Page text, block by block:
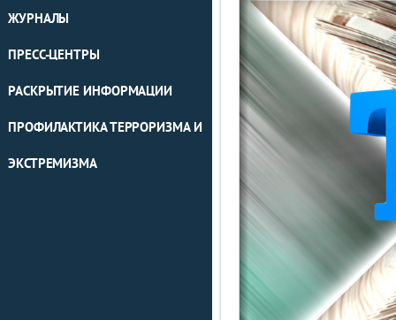
ЖУРНАЛЫ
ПРЕСС-ЦЕНТРЫ
РАСКРЫТИЕ ИНФОРМАЦИИ
ПРОФИЛАКТИКА ТЕРРОРИЗМА И
ЭКСТРЕМИЗМА